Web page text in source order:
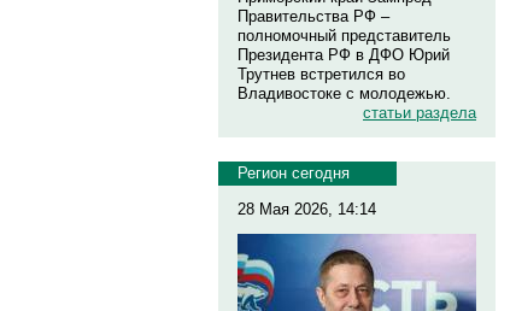
Правительства РФ –
полномочный представитель
Президента РФ в ДФО Юрий
Трутнев встретился во
Владивостоке с молодежью.
статьи раздела
Регион сегодня
28 Мая 2026, 14:14